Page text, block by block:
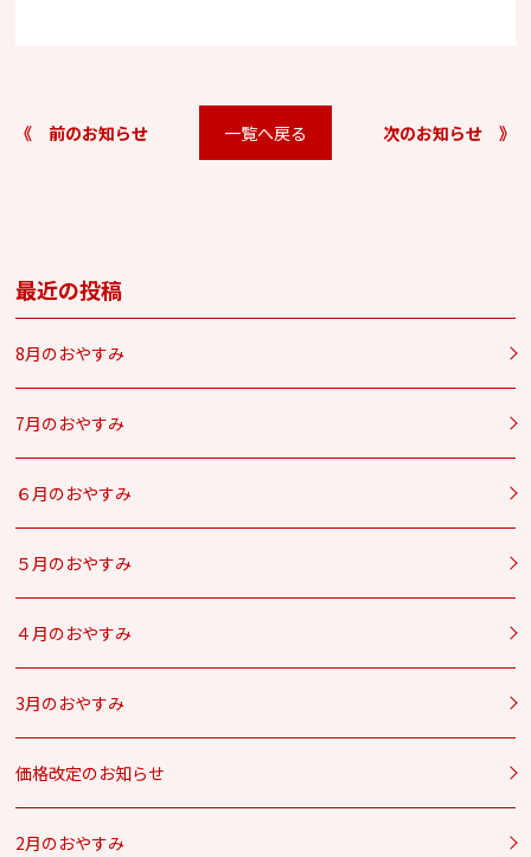
《 前のお知らせ 一覧へ戻る 次のお知らせ 》
最近の投稿
8月のおやすみ
7月のおやすみ
６月のおやすみ
５月のおやすみ
４月のおやすみ
3月のおやすみ
価格改定のお知らせ
2月のおやすみ